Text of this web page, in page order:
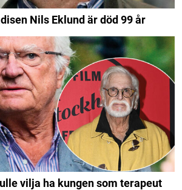
Nils Eklund är död 99 år
vilja ha kungen som terapeut